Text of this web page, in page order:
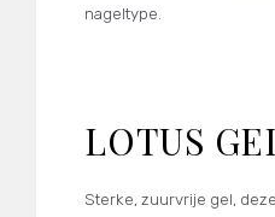
nageltype.
LOTUS
Sterke, zuurvrije gel,